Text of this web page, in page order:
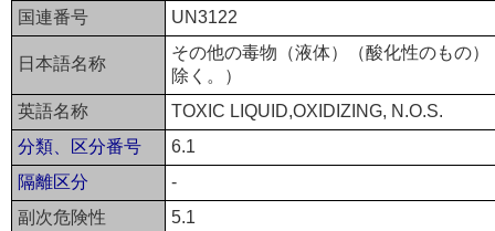
国連番号 UN3122
日本語名称
その他の毒物（液体）（酸化性のもの
除く。）
英語名称
TOXIC LIQUID,OXIDIZING, N.O.S.
分類、区分番号
6.1
隔離区分
-
副次危険性
5.1